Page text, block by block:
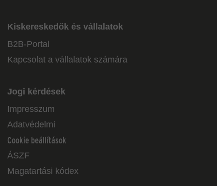
Kiskereskedők és vállalatok
B2B-Portal
Kapcsolat a vállalatok számára
Jogi kérdések
Impresszum
Adatvédelmi
Cookie beállítások
ÁSZF
Magatartási kódex